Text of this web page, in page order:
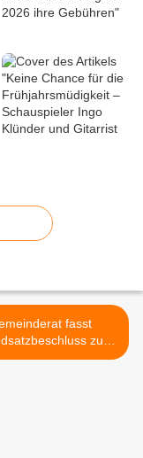
fasst
zur
im